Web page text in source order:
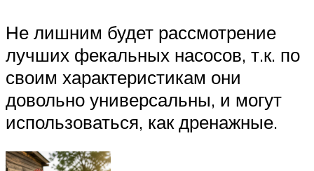
Не лишним будет рассмотрение
лучших фекальных насосов, т.к. по
своим характеристикам они
довольно универсальны, и могут
использоваться, как дренажные.